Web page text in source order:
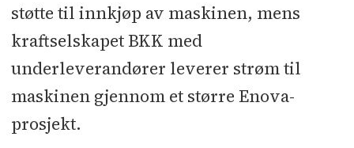
støtte til innkjøp av maskinen, mens
kraftselskapet BKK med
underleverandører leverer strøm til
maskinen gjennom et større Enova-
prosjekt.